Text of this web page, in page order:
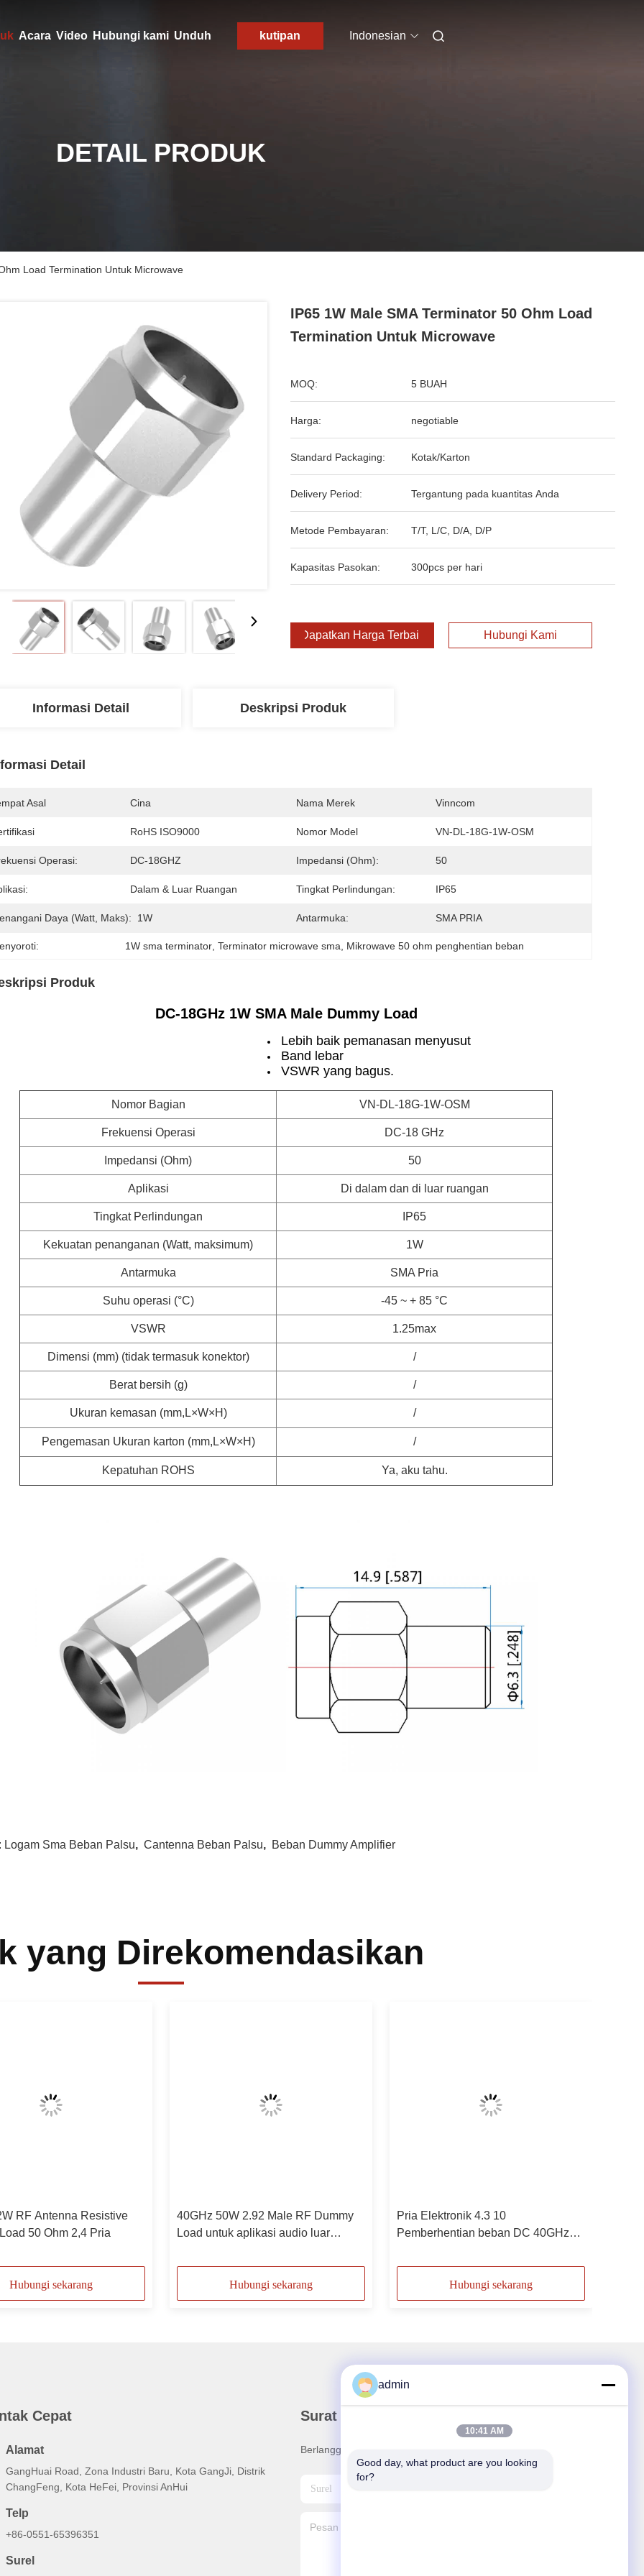
Acara Video Hubungi kami Unduh kutipan Indonesian
DETAIL PRODUK
Load Termination Untuk Microwave
IP65 1W Male SMA Terminator 50 Ohm Load
Termination Untuk Microwave
MOQ: 5 BUAH
Harga: negotiable
Standard Packaging: Kotak/Karton
Delivery Period: Tergantung pada kuantitas Anda
Metode Pembayaran: T/T, L/C, D/A, D/P
Kapasitas Pasokan: 300pcs per hari
Dapatkan Harga Terbaik Hubungi Kami
Informasi Detail Deskripsi Produk
Detail
Asal Cina Nama Merek Vinncom
RoHS ISO9000 Nomor Model VN-DL-18G-1W-OSM
Operasi: DC-18GHZ Impedansi (Ohm): 50
Dalam & Luar Ruangan Tingkat Perlindungan: IP65
Daya (Watt, Maks): 1W Antarmuka: SMA PRIA
1W sma terminator , Terminator microwave sma Mikrowave 50 ohm penghentian beban
Produk
DC-18GHz 1W SMA Male Dummy Load
Lebih baik pemanasan menyusut
Band lebar
VSWR yang bagus.
Nomor Bagian VN-DL-18G-1W-OSM
Frekuensi Operasi DC-18 GHz
Impedansi (Ohm) 50
Aplikasi Di dalam dan di luar ruangan
Tingkat Perlindungan IP65
Kekuatan penanganan (Watt, maksimum) 1W
Antarmuka SMA Pria
Suhu operasi (°C) -45 ~ + 85 °C
VSWR 1.25max
Dimensi (mm) (tidak termasuk konektor) /
Berat bersih (g) /
Ukuran kemasan (mm,L×W×H) /
Pengemasan Ukuran karton (mm,L×W×H) /
Kepatuhan ROHS Ya, aku tahu.
Logam Sma Beban Palsu, Cantenna Beban Palsu, Beban Dummy Amplifier
yang Direkomendasikan
RF Antenna Resistive
50 Ohm 2,4 Pria
Hubungi sekarang
40GHz 50W 2.92 Male RF Dummy
Load untuk aplikasi audio luar
Hubungi sekarang
Pria Elektronik 4.3 10
Pemberhentian beban DC 40GHz
Hubungi sekarang
Cepat
Alamat
GangHuai Road, Zona Industri Baru, Kota GangJi, Distrik
ChangFeng, Kota HeFei, Provinsi AnHui
Telp
+86-0551-65396351
Surel
Surat Kabar Kami
Berlangganan buletin kami untuk diskon dan lainnya.
admin
10:41 AM
Good day, what product are you looking
for?